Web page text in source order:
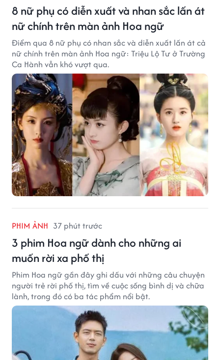
8 nữ phụ có diễn xuất và nhan sắc lấn át
nữ chính trên màn ảnh Hoa ngữ
Điểm qua 8 nữ phụ có nhan sắc và diễn xuất lấn át cả
nữ chính trên màn ảnh Hoa ngữ: Triệu Lộ Tư ở Trường
Ca Hành vẫn khó vượt qua.
PHIM ẢNH 37 phút trước
3 phim Hoa ngữ dành cho những ai
muốn rời xa phố thị
Phim Hoa ngữ gần đây ghi dấu với những câu chuyện
người trẻ rời phố thị, tìm về cuộc sống bình dị và chữa
lành, trong đó có ba tác phẩm nổi bật.